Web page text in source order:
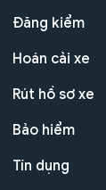
Đăng kiểm
Hoán cải xe
Rút hồ sơ xe
Bảo hiểm
Tín dụng